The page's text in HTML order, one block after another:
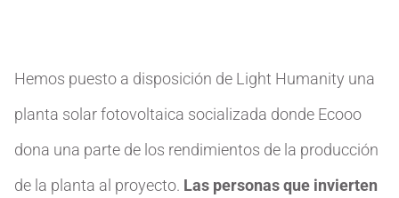
Hemos puesto a disposición de Light Humanity una
planta solar fotovoltaica socializada donde Ecooo
dona una parte de los rendimientos de la producción
de la planta al proyecto. Las personas que invierten